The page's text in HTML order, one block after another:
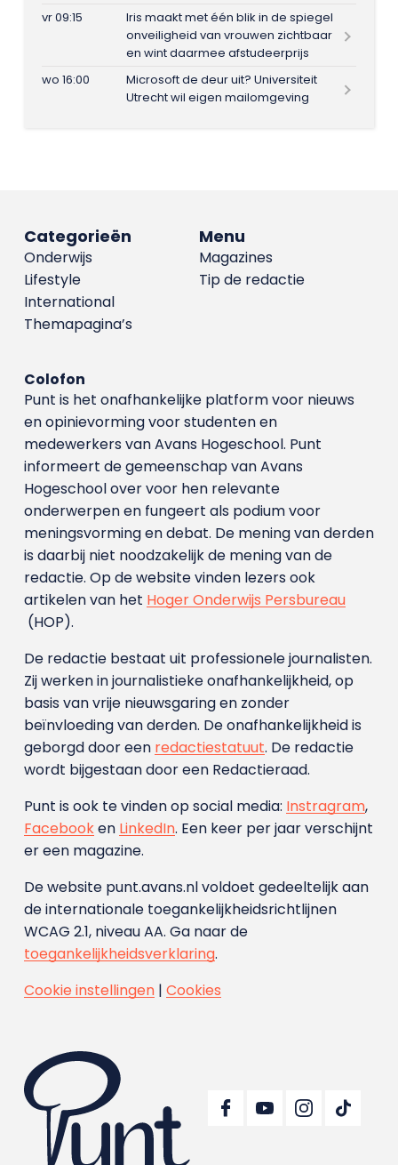
vr 09:15
Iris maakt met één blik in de spiegel
onveiligheid van vrouwen zichtbaar
en wint daarmee afstudeerprijs
wo 16:00
Microsoft de deur uit? Universiteit
Utrecht wil eigen mailomgeving
Menu
Magazines
Tip de redactie
Categorieën
Onderwijs
Lifestyle
International
Themapagina’s
Colofon
Punt is het onafhankelijke platform voor nieuws
en opinievorming voor studenten en
medewerkers van Avans Hoge­school. Punt
informeert de gemeenschap van Avans
Hogeschool over voor hen relevante
onderwerpen en fungeert als podium voor
meningsvorming en debat. De mening van derden
is daarbij niet noodzakelijk de mening van de
redactie. Op de website vinden lezers ook
artikelen van het Hoger Onderwijs Persbureau
(HOP).
De redactie bestaat uit professionele journalisten.
Zij werken in journalistieke onafhankelijkheid, op
basis van vrije nieuwsgaring en zonder
beïnvloeding van derden. De onafhankelijkheid is
geborgd door een redactiestatuut. De redactie
wordt bijgestaan door een Redactieraad.
Punt is ook te vinden op social media: Instragram,
Facebooken LinkedIn. Een keer per jaar verschijnt
er een magazine.
De website punt.avans.nl voldoet gedeeltelijk aan
de internationale toegankelijkheidsrichtlijnen
WCAG 2.1, niveau AA. Ga naar de
toegankelijkheidsverklaring.
Cookie instellingen| Cookies